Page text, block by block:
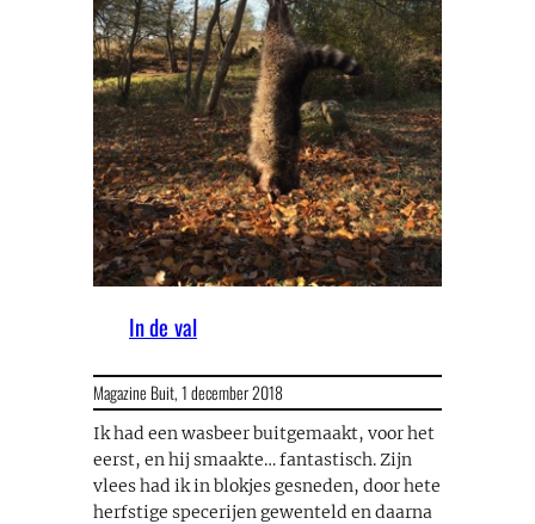
In de val
Magazine Buit,1 december 2018
Ik had een wasbeer buitgemaakt, voor het
eerst, en hij smaakte… fantastisch. Zijn
vlees had ik in blokjes gesneden, door hete
herfstige specerijen gewenteld en daarna